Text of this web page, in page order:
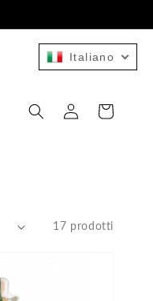
Accedi Carrello
17 prodotti
Italiano